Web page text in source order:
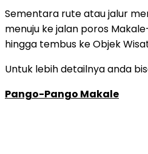
Sementara rute atau jalur
menuju ke jalan poros
hingga tembus ke Objek
Untuk lebih detailnya anda
Pango-Pango Makale